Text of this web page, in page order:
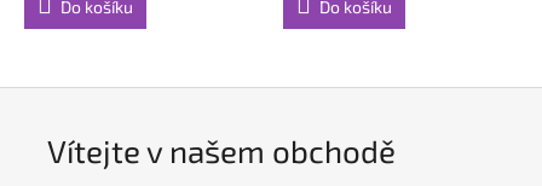
Do košíku Do košíku
Vítejte v našem obchodě